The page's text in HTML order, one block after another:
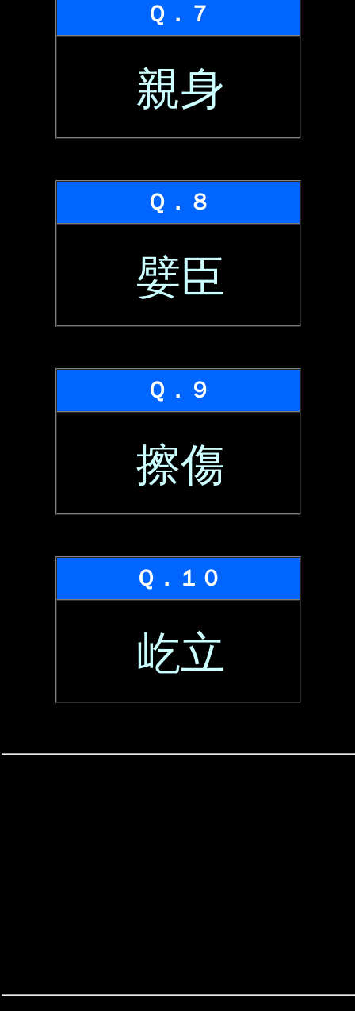
Ｑ．７
親身
Ｑ．８
嬖臣
Ｑ．９
擦傷
Ｑ．１０
屹立